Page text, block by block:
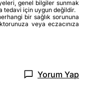
genel bilgiler sunmak
tedavi için uygun değildir.
bir sağlık sorununa
veya eczacınıza
Yorum Yap